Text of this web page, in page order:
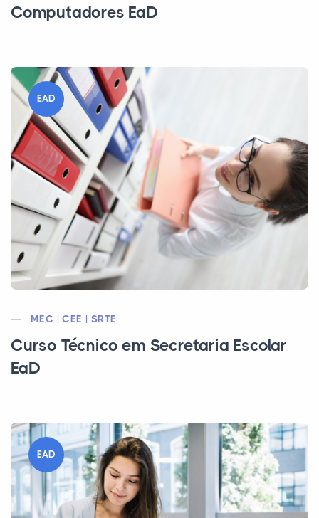
Computadores EaD
EAD
MEC | CEE | SRTE
Curso Técnico em Secretaria Escolar
EaD
EAD